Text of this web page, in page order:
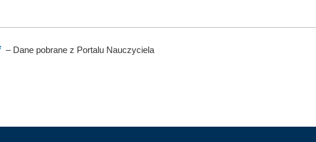
–Dane pobrane z Portalu Nauczyciela